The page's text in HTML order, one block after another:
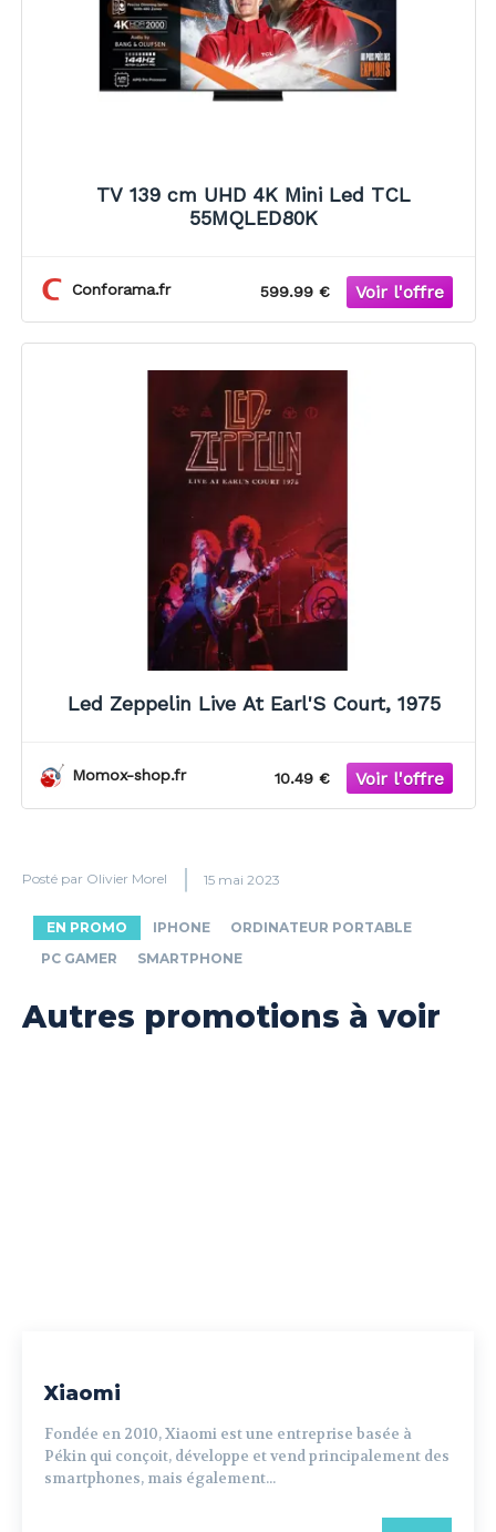
TV 139 cm UHD 4K Mini Led TCL
55MQLED80K
Conforama.fr 599.99 €
Led Zeppelin Live At Earl'S Court, 1975
Momox-shop.fr 10.49 €
Posté par Olivier Morel 15 mai 2023
EN PROMO IPHONE
ORDINATEUR PORTABLE
PC GAMER
SMARTPHONE
Autres promotions à voir
Xiaomi
Fondée en 2010, Xiaomi est une entreprise basée à
Pékin qui conçoit, développe et vend principalement des
smartphones, mais également...